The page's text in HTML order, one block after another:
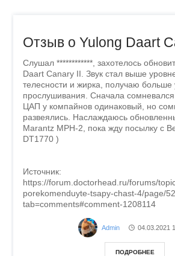
Отзыв о Yulong Daart
Слушал ************, захотелось
Daart Canary II. Звук стал выше
телесности и жирка, получаю больше
прослушивания. Сначала сомневался
ЦАП у компайнов одинаковый, но
развеялись. Наслаждаюсь
Marantz MPH-2, пока жду посылку с
DT1770 )
Источник:
https://forum.doctorhead.ru/forums/
porekomenduyte-tsapy-chast-4/page/
tab=comments#comment-1208114
Admin 04.03.2021
ПОДРОБНЕЕ